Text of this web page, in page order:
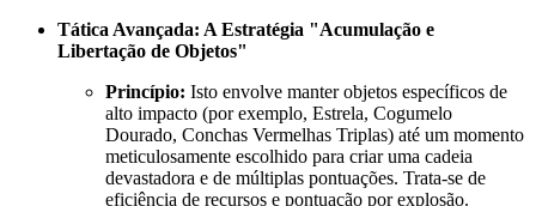
Tática Avançada: A Estratégia "Acumulação e
Libertação de Objetos"
Princípio: Isto envolve manter objetos específicos de
alto impacto (por exemplo, Estrela, Cogumelo
Dourado, Conchas Vermelhas Triplas) até um momento
meticulosamente escolhido para criar uma cadeia
devastadora e de múltiplas pontuações. Trata-se de
eficiência de recursos e pontuação por explosão.